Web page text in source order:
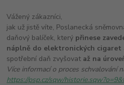
Vážený zákazníci,
jak už jistě víte, Poslanecká
daňový balíček, který přinese
náplně do elektronických cigaret
spotřební daň zvyšovat až na
Více informací o proces schvalování
https://psp.cz/sqw/